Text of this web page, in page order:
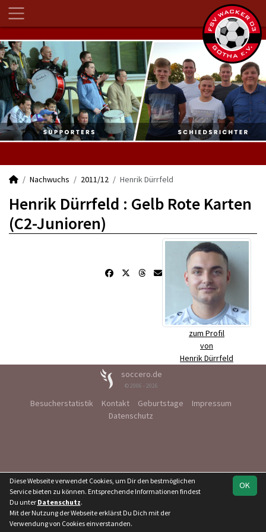
Nachwuchs 2011/12 Henrik Dürrfeld
Henrik Dürrfeld : Gelb Rote Karten
(C2-Junioren)
zum Profil
von
Henrik Dürrfeld
soccero.de
© 2006 - 2026
Besucherstatistik Kontakt Geburtstage
Impressum
Datenschutz
OK
Diese Webseite verwendet Cookies, um Dir den bestmöglichen
Service bieten zu können. Entsprechende Informationen findest
Du unter Datenschutz.
Mit der Nutzung der Webseite erklärst Du Dich mit der
Verwendung von Cookies einverstanden.